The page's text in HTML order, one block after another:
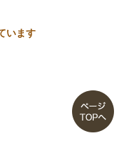
います